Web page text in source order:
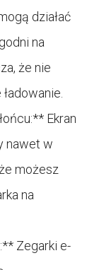
działać
na
że nie
Ekran
nawet w
możesz
na
Zegarki e-